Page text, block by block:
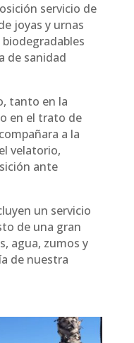
servicio de
joyas y urnas
de sanidad
tanto en la
en el trato de
a la
velatorio,
ante
un servicio
de una gran
agua, zumos y
de nuestra